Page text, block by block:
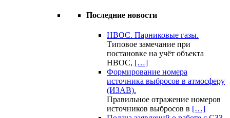
Последние новости
НВОС. Парниковые газы.
Типовое замечание при
постановке на учёт объекта
НВОС, […]
Формирование номера
источника выбросов в атмосферу
(ИЗАВ).
Правильное отражение номеров
источников выбросов в […]